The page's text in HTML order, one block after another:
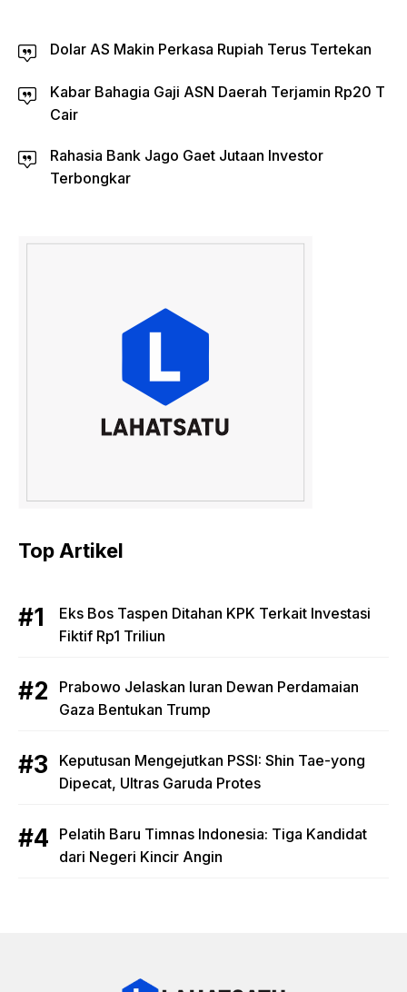
Dolar AS Makin Perkasa Rupiah Terus Tertekan
Kabar Bahagia Gaji ASN Daerah Terjamin Rp20 T
Cair
Rahasia Bank Jago Gaet Jutaan Investor
Terbongkar
Top Artikel
Eks Bos Taspen Ditahan KPK Terkait Investasi
Fiktif Rp1 Triliun
Prabowo Jelaskan Iuran Dewan Perdamaian
Gaza Bentukan Trump
Keputusan Mengejutkan PSSI: Shin Tae-yong
Dipecat, Ultras Garuda Protes
Pelatih Baru Timnas Indonesia: Tiga Kandidat
dari Negeri Kincir Angin